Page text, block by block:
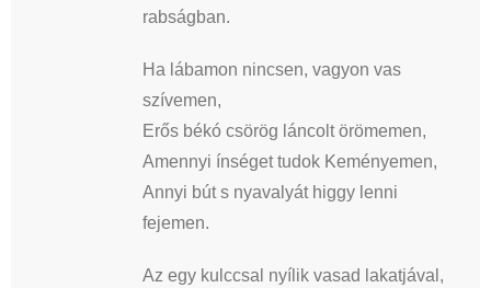
rabságban.
Ha lábamon nincsen, vagyon vas
szívemen,
Erős békó csörög láncolt örömemen,
Amennyi ínséget tudok Keményemen,
Annyi bút s nyavalyát higgy lenni
fejemen.
Az egy kulccsal nyílik vasad lakatjával,